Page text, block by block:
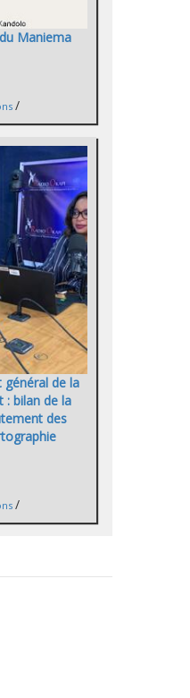
Maniema
/
général de la
: bilan de la
des
/